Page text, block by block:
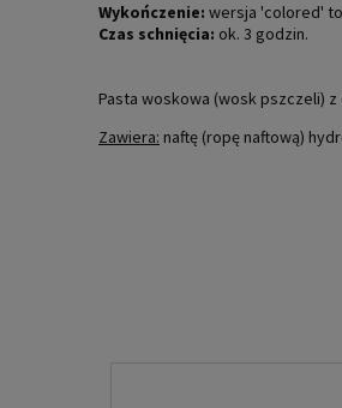
Wykończenie: wersja 'colored'
Czas schnięcia: ok. 3 godzin.
Pasta woskowa (wosk pszczeli)
Zawiera: naftę (ropę naftową)